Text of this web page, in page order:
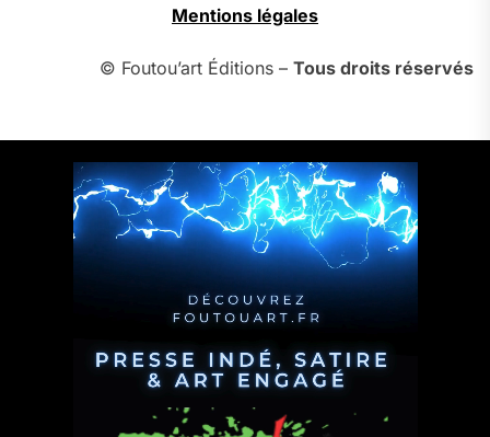
Mentions légales
© Foutou’art Éditions – Tous droits réservés